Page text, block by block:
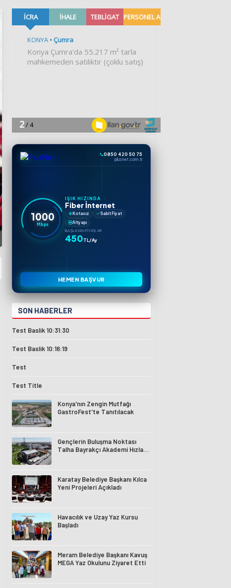
0850 420 50 75
plusnet.com.tr
1000
Mbps
IŞIK HIZINDA
Fiber İnternet
Kotasız
Sabit Fiyat
Altyapı
BAŞLAYAN FIYATLAR
450TL/Ay
HEMEN BAŞVUR
SON HABERLER
Test Baslik 10:31:30
Test Baslik 10:16:19
Test
Test Title
Konya'nın Zengin Mutfağı
GastroFest'te Tanıtılacak
Gençlerin Buluşma Noktası
Talha Bayrakçı Akademi Hızla
Karatay Belediye Başkanı Kılca
Yeni Projeleri Açıkladı
Havacılık ve Uzay Yaz Kursu
Başladı
Meram Belediye Başkanı Kavuş
MEGA Yaz Okulunu Ziyaret Etti